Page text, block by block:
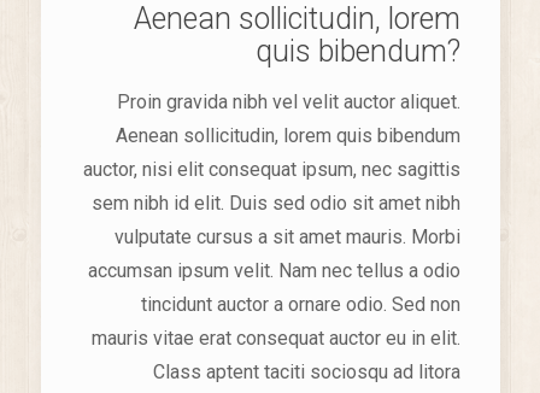
Aenean sollicitudin, lorem
quis bibendum?
Proin gravida nibh vel velit auctor aliquet.
Aenean sollicitudin, lorem quis bibendum
auctor, nisi elit consequat ipsum, nec sagittis
sem nibh id elit. Duis sed odio sit amet nibh
vulputate cursus a sit amet mauris. Morbi
accumsan ipsum velit. Nam nec tellus a odio
tincidunt auctor a ornare odio. Sed non
mauris vitae erat consequat auctor eu in elit.
Class aptent taciti sociosqu ad litora